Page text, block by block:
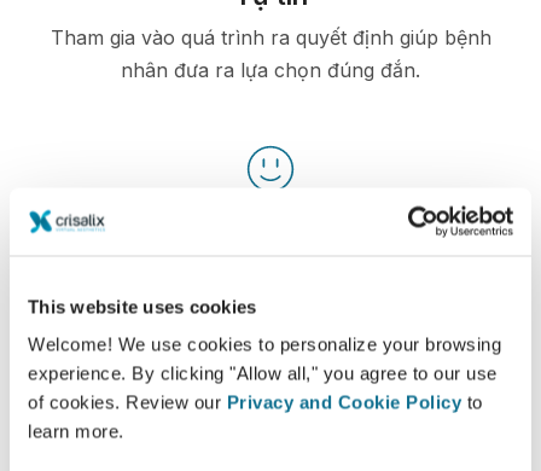
This website uses cookies
Welcome! We use cookies to personalize your browsing
experience. By clicking "Allow all," you agree to our use
of cookies. Review our Privacy and Cookie Policy to
learn more.
Tham gia vào quá trình ra quyết định giúp bệnh
nhân đưa ra lựa chọn đúng đắn.
hài lòng với phẫu thuật của mình sau khi nhìn
*Khảo sát trực tuyến được tiến hành giữa các bệnh nhân nâng
ngực đã trải qua phẫu thuật từ tháng 5 năm 2010 đến tháng 9